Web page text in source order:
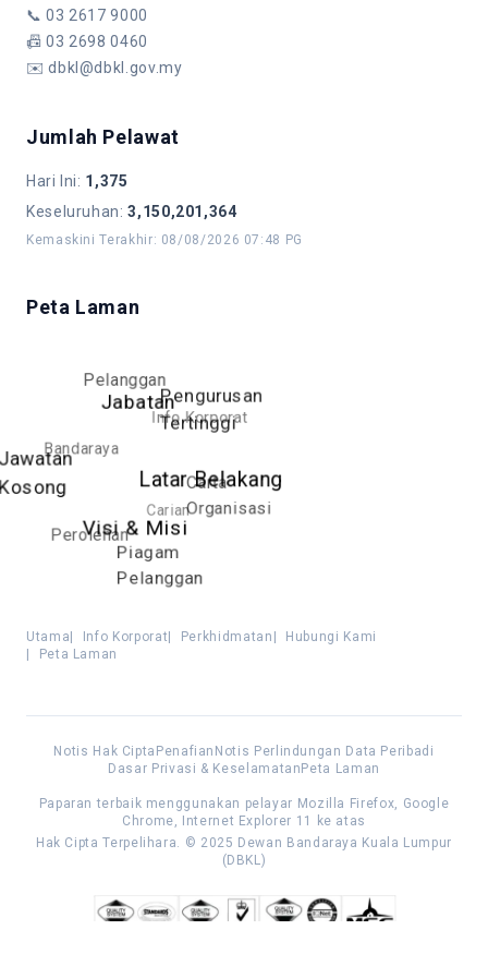
📞03 2617 9000
📠03 2698 0460
✉️dbkl@dbkl.gov.my
Jumlah Pelawat
Hari Ini: 1,375
Keseluruhan:3,150,201,364
Kemaskini Terakhir: 08/08/2026 07:48 PG
Peta Laman
Latar Belakang
Visi & Misi
Piagam
Pelanggan
Carta
Organisasi
Pengurusan
Tertinggi
Jabatan
Jawatan
Kosong
Perolehan
Carian
Info Korporat
Pelanggan
Bandaraya
Utama Info Korporat Perkhidmatan
Hubungi Kami
Peta Laman
Notis Hak Cipta Penafian Notis Perlindungan Data Peribadi
Dasar Privasi & Keselamatan Peta Laman
Paparan terbaik menggunakan pelayar Mozilla Firefox, Google
Chrome, Internet Explorer 11 ke atas
Hak Cipta Terpelihara. © 2025 Dewan Bandaraya Kuala Lumpur
(DBKL)